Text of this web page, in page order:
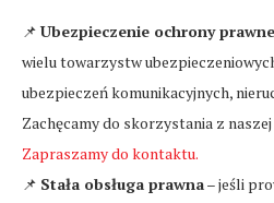
📌 Ubezpieczenie ochrony
wielu towarzystw
ubezpieczeń komunikacyjnych,
Zachęcamy do skorzystania z
Zapraszamy do kontaktu.
📌 Stała obsługa prawna– jeśli